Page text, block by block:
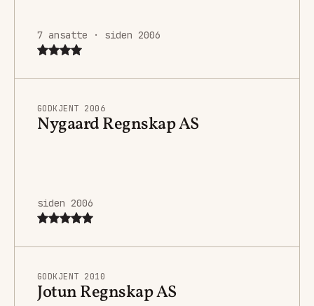
7 ansatte · siden 2006
GODKJENT 2006
Nygaard Regnskap AS
siden 2006
GODKJENT 2010
Jotun Regnskap AS